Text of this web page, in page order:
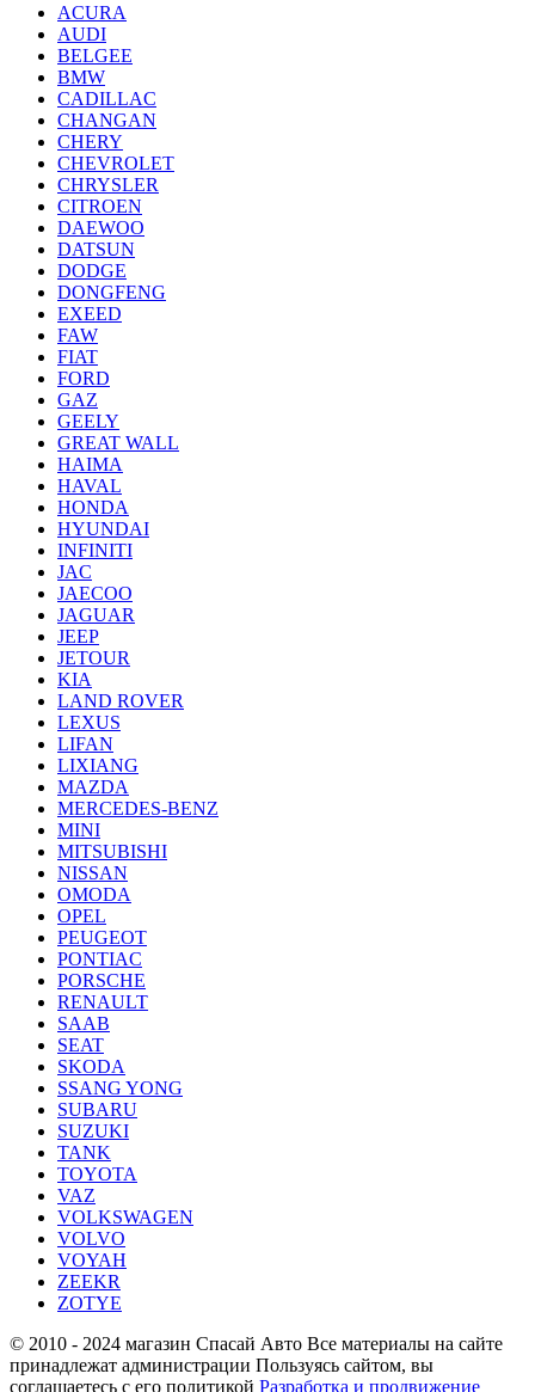
ACURA
AUDI
BELGEE
BMW
CADILLAC
CHANGAN
CHERY
CHEVROLET
CHRYSLER
CITROEN
DAEWOO
DATSUN
DODGE
DONGFENG
EXEED
FAW
FIAT
FORD
GAZ
GEELY
GREAT WALL
HAIMA
HAVAL
HONDA
HYUNDAI
INFINITI
JAC
JAECOO
JAGUAR
JEEP
JETOUR
KIA
LAND ROVER
LEXUS
LIFAN
LIXIANG
MAZDA
MERCEDES-BENZ
MINI
MITSUBISHI
NISSAN
OMODA
OPEL
PEUGEOT
PONTIAC
PORSCHE
RENAULT
SAAB
SEAT
SKODA
SSANG YONG
SUBARU
SUZUKI
TANK
TOYOTA
VAZ
VOLKSWAGEN
VOLVO
VOYAH
ZEEKR
ZOTYE
© 2010 - 2024 магазин Спасай Авто Все материалы на сайте
принадлежат администрации Пользуясь сайтом, вы
соглашаетесь с его политикой Разработка и продвижение